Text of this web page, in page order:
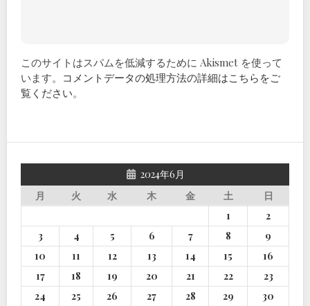
このサイトはスパムを低減するために Akismet を使って
います。 コメントデータの処理方法の詳細はこちらをご
覧ください。
2024年6月
月
火 水 木 金 土
日
1
2
3
4 5 6 7 8
9
10
11 12 13 14 15
16
17
18 19 20 21 22
23
24
25 26 27 28 29
30